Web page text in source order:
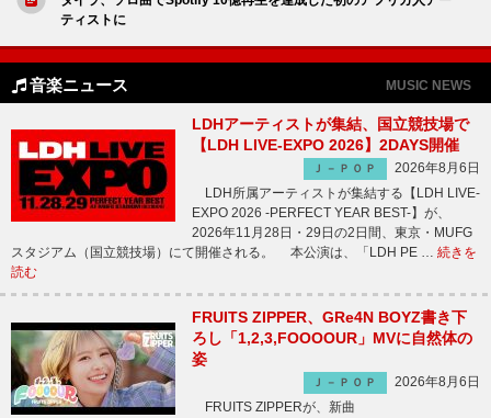
ティストに
音楽ニュース MUSIC NEWS
LDHアーティストが集結、国立競技場で
【LDH LIVE-EXPO 2026】2DAYS開催
Ｊ－ＰＯＰ
2026年8月6日
LDH所属アーティストが集結する【LDH LIVE-
EXPO 2026 -PERFECT YEAR BEST-】が、
2026年11月28日・29日の2日間、東京・MUFG
スタジアム（国立競技場）にて開催される。 本公演は、「LDH PE … 続きを
読む
FRUITS ZIPPER、GRe4N BOYZ書き下
ろし「1,2,3,FOOOOUR」MVに自然体の
姿
Ｊ－ＰＯＰ
2026年8月6日
FRUITS ZIPPERが、新曲